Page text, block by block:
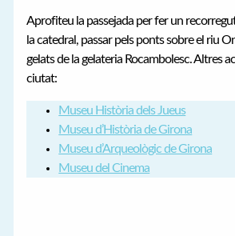
Aprofiteu la passejada per fer un
la catedral, passar pels ponts sobre el riu
gelats de la gelateria Rocambolesc. Altres
ciutat:
Museu Història dels Jueus
Museu d’Història de Girona
Museu d’Arqueològic de Girona
Museu del Cinema